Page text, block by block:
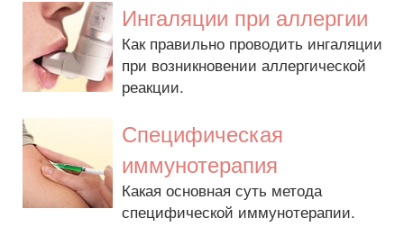
Ингаляции при аллергии
Как правильно проводить ингаляции
при возникновении аллергической
реакции.
Специфическая
иммунотерапия
Какая основная суть метода
специфической иммунотерапии.